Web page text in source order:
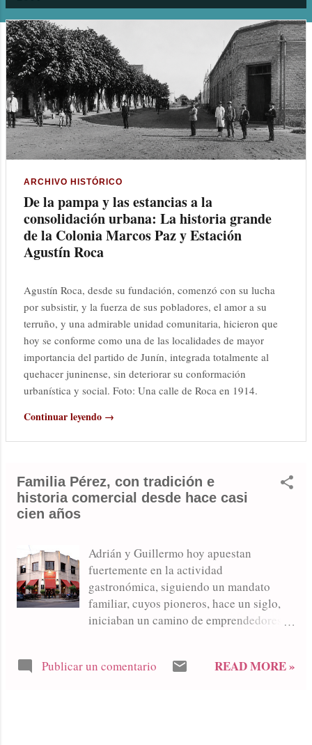
n
t
r
a
d
a
ARCHIVO HISTÓRICO
De la pampa y las estancias a la
consolidación urbana: La historia grande
de la Colonia Marcos Paz y Estación
Agustín Roca
Agustín Roca, desde su fundación, comenzó con su lucha
por subsistir, y la fuerza de sus pobladores, el amor a su
terruño, y una admirable unidad comunitaria, hicieron que
hoy se conforme como una de las localidades de mayor
importancia del partido de Junín, integrada totalmente al
quehacer juninense, sin deteriorar su conformación
urbanística y social. Foto: Una calle de Roca en 1914.
Continuar leyendo →
Familia Pérez, con tradición e
historia comercial desde hace casi
cien años
Adrián y Guillermo hoy apuestan
fuertemente en la actividad
gastronómica, siguiendo un mandato
familiar, cuyos pioneros, hace un siglo,
iniciaban un camino de emprendedores.
e Yrigoyen: un inmueble histórico que
Publicar un comentario READ MORE »